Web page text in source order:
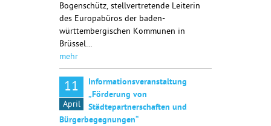
Bogenschütz, stellvertretende Leiterin
des Europabüros der baden-
württembergischen Kommunen in
Brüssel…
mehr
11
April
Informationsveranstaltung
„Förderung von
Städtepartnerschaften und
Bürgerbegegnungen“